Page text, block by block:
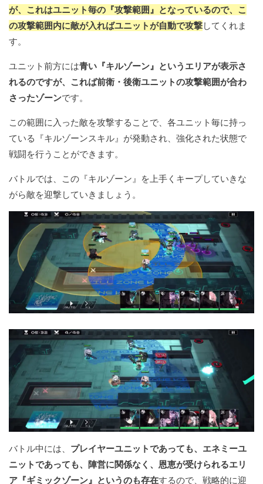
が、これはユニット毎の『攻撃範囲』となっているので、こ
の攻撃範囲内に敵が入ればユニットが自動で攻撃してくれま
す。
ユニット前方には青い『キルゾーン』というエリアが表示さ
れるのですが、これば前衛・後衛ユニットの攻撃範囲が合わ
さったゾーンです。
この範囲に入った敵を攻撃することで、各ユニット毎に持っ
ている『キルゾーンスキル』が発動され、強化された状態で
戦闘を行うことができます。
バトルでは、この『キルゾーン』を上手くキープしていきな
がら敵を迎撃していきましょう。
バトル中には、 プレイヤーユニットであっても、エネミーユ
ニットであっても、陣営に関係なく、恩恵が受けられるエリ
ア『ギミックゾーン』というのも存在するので、戦略的に迎